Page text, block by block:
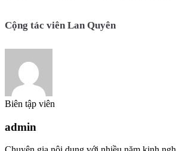
Cộng tác viên Lan Quyên
Biên tập viên
admin